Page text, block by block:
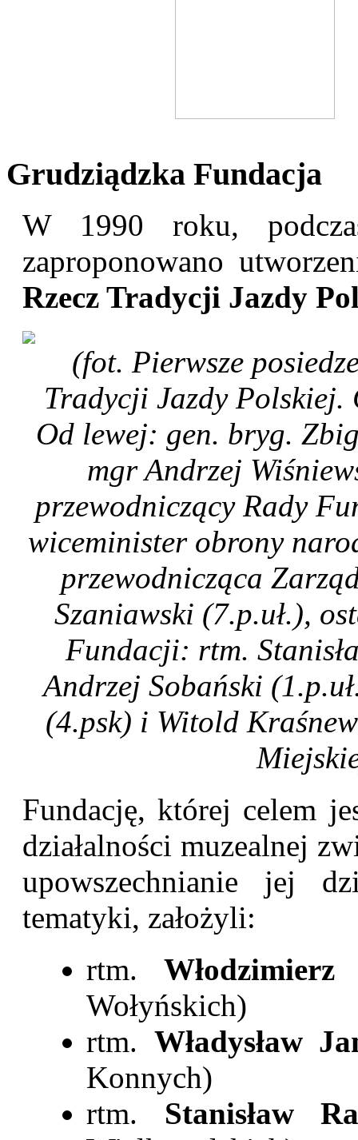
Grudziądzka Fundacja
W 1990 roku,
zaproponowano
Rzecz Tradycji Jazdy
(fot. Pierwsze
Tradycji Jazdy
Od lewej: gen. bryg.
mgr Andrzej
przewodniczący Rady
wiceminister obrony
przewodnicząca
Szaniawski (7.p.uł.),
Fundacji: rtm.
Andrzej Sobański
(4.psk) i Witold
Fundację, której celem
działalności muzealnej
upowszechnianie jej
tematyki, założyli:
rtm.
Wołyńskich)
rtm. Władysław
Konnych)
rtm. Stanisław